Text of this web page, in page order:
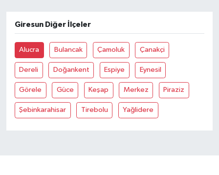
Giresun Diğer İlçeler
Alucra Bulancak Çamoluk Çanakçi
Dereli Doğankent Espiye Eynesil
Görele Güce Keşap Merkez Piraziz
Şebinkarahisar Tirebolu Yağlidere